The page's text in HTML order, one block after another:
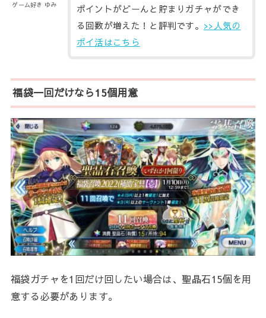
ゲーム好き ゆみ
ポイントがどーんと貯まりガチャができ
る回数が増えた！と評判です。 >>人気の
ポイ活はこちら
福袋一回だけなら15個用意
福袋ガチャを1回だけ回したい場合は、聖晶石15個を用
意する必要があります。